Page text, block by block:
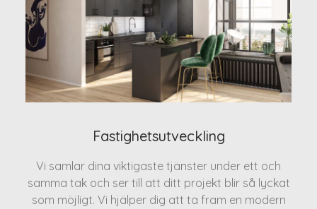
Fastighetsutveckling
Vi samlar dina viktigaste tjänster under ett och
samma tak och ser till att ditt projekt blir så lyckat
som möjligt. Vi hjälper dig att ta fram en modern